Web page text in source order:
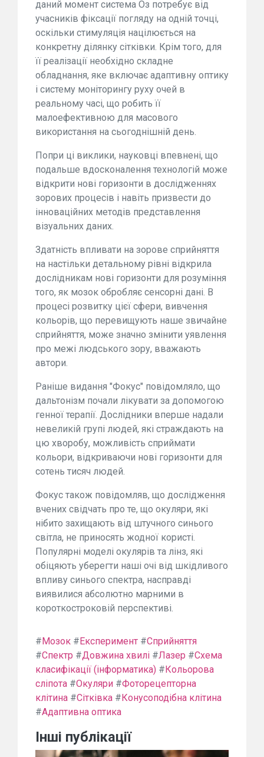
даний момент система Оз потребує від
учасників фіксації погляду на одній точці,
оскільки стимуляція націлюється на
конкретну ділянку сітківки. Крім того, для
її реалізації необхідно складне
обладнання, яке включає адаптивну оптику
і систему моніторингу руху очей в
реальному часі, що робить її
малоефективною для масового
використання на сьогоднішній день.
Попри ці виклики, науковці впевнені, що
подальше вдосконалення технологій може
відкрити нові горизонти в дослідженнях
зорових процесів і навіть призвести до
інноваційних методів представлення
візуальних даних.
Здатність впливати на зорове сприйняття
на настільки детальному рівні відкрила
дослідникам нові горизонти для розуміння
того, як мозок обробляє сенсорні дані. В
процесі розвитку цієї сфери, вивчення
кольорів, що перевищують наше звичайне
сприйняття, може значно змінити уявлення
про межі людського зору, вважають
автори.
Раніше видання "Фокус" повідомляло, що
дальтонізм почали лікувати за допомогою
генної терапії. Дослідники вперше надали
невеликій групі людей, які страждають на
цю хворобу, можливість сприймати
кольори, відкриваючи нові горизонти для
сотень тисяч людей.
Фокус також повідомляв, що дослідження
вчених свідчать про те, що окуляри, які
нібито захищають від штучного синього
світла, не приносять жодної користі.
Популярні моделі окулярів та лінз, які
обіцяють уберегти наші очі від шкідливого
впливу синього спектра, насправді
виявилися абсолютно марними в
короткостроковій перспективі.
# Мозок # Експеримент #Сприйняття
#Спектр #Довжина хвилі #Лазер #Схема
класифікації (інформатика) # Кольорова
сліпота #Окуляри #Фоторецепторна
клітина #Сітківка # Конусоподібна клітина
#Адаптивна оптика
Інші публікації